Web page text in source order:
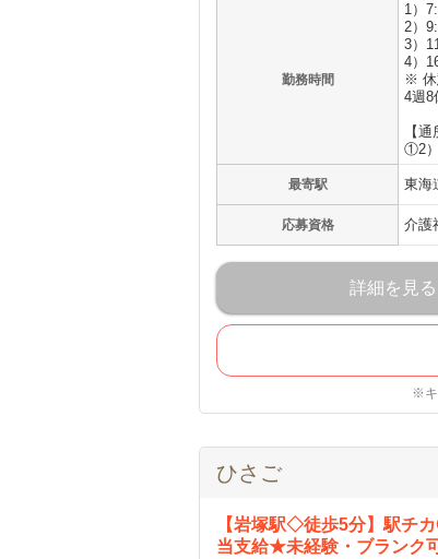
勤務時間
1）
2）
3）
4）
※ 休
4週8
【通
①2
最寄駅 東海
応募資格 介護
詳細を見る
※キ
ひさご
【岩塚駅◇徒歩5分】駅チ
当支給★未経験・ブランク